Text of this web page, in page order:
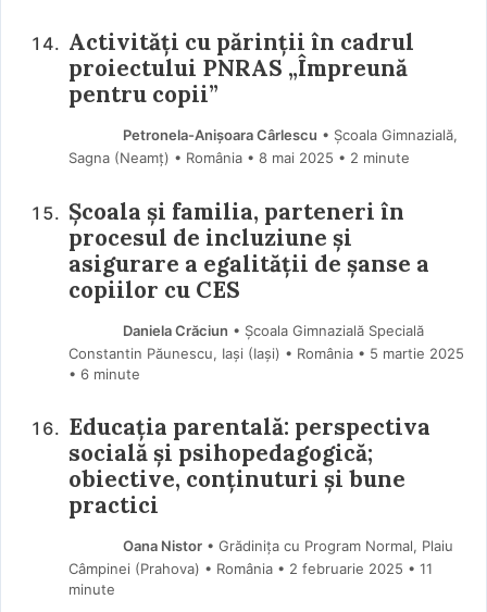
Activități cu părinții în cadrul
proiectului PNRAS „Împreună
pentru copii”
Petronela-Anișoara Cârlescu • Școala Gimnazială,
Sagna (Neamţ) • România
8 mai 2025 • 2 minute
Școala și familia, parteneri în
procesul de incluziune și
asigurare a egalității de șanse a
copiilor cu CES
Daniela Crăciun • Școala Gimnazială Specială
Constantin Păunescu, Iași (Iaşi) • România
5 martie 2025
• 6 minute
Educația parentală: perspectiva
socială și psihopedagogică;
obiective, conținuturi și bune
practici
Oana Nistor• Grădinița cu Program Normal, Plaiu
Câmpinei (Prahova) • România
2 februarie 2025 • 11
minute